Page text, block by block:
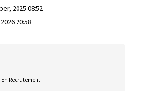
2025 08:52
20:58
En Recrutement